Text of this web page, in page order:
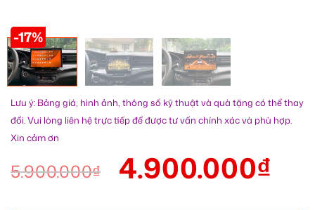
-17%
Lưu ý: Bảng giá, hình ảnh, thông số kỹ thuật và quà tặng có thể thay
đổi. Vui lòng liên hệ trực tiếp để được tư vấn chính xác và phù hợp.
Xin cảm ơn
5.900.000₫ 4.900.000₫